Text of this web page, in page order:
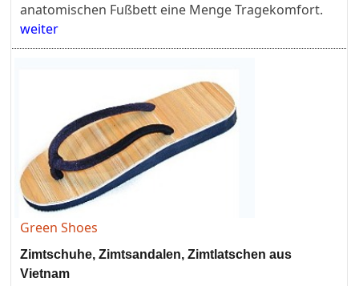
anatomischen Fußbett eine Menge Tragekomfort.
weiter
Green Shoes
Zimtschuhe, Zimtsandalen, Zimtlatschen aus
Vietnam